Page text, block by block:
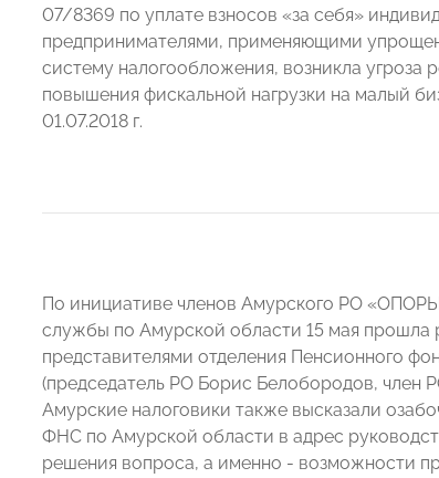
07/8369 по уплате взносов «за себя»
предпринимателями, применяющими
систему налогообложения, возникла угроза
повышения фискальной нагрузки на малый
01.07.2018 г.
По инициативе членов Амурского РО
службы по Амурской области 15 мая прошла
представителями отделения Пенсионного
(председатель РО Борис Белобородов, член
Амурские налоговики также высказали
ФНС по Амурской области в адрес
решения вопроса, а именно - возможности